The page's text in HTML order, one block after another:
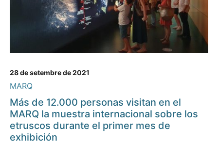
28 de setembre de 2021
MARQ
Más de 12.000 personas visitan en el
MARQ la muestra internacional sobre los
etruscos durante el primer mes de
exhibición